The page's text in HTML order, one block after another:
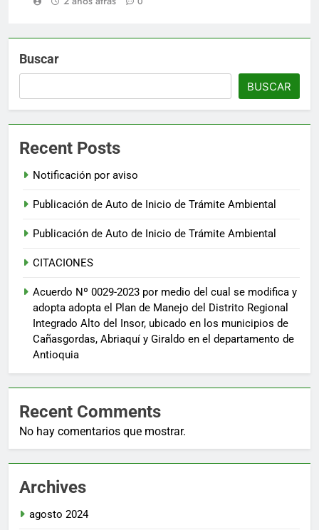
Buscar
BUSCAR
Recent Posts
Notificación por aviso
Publicación de Auto de Inicio de Trámite Ambiental
Publicación de Auto de Inicio de Trámite Ambiental
CITACIONES
Acuerdo Nº 0029-2023 por medio del cual se modifica y
adopta adopta el Plan de Manejo del Distrito Regional
Integrado Alto del Insor, ubicado en los municipios de
Cañasgordas, Abriaquí y Giraldo en el departamento de
Antioquia
Recent Comments
No hay comentarios que mostrar.
Archives
agosto 2024